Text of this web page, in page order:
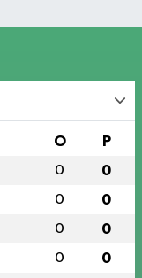
O P
0 0
0 0
0 0
0 0